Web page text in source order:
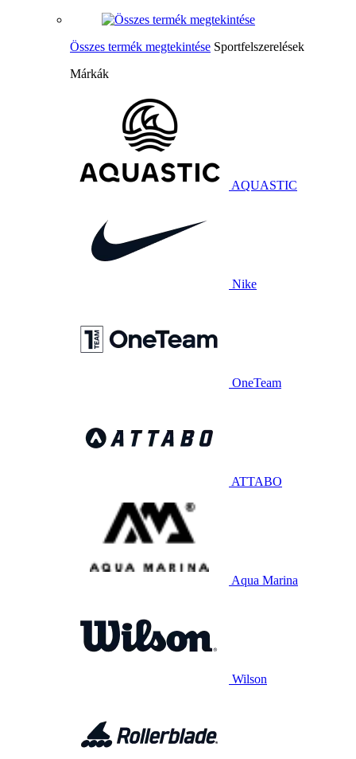
Összes termék megtekintése Sportfelszerelések
Márkák
AQUASTIC
Nike
OneTeam
ATTABO
Aqua Marina
Wilson